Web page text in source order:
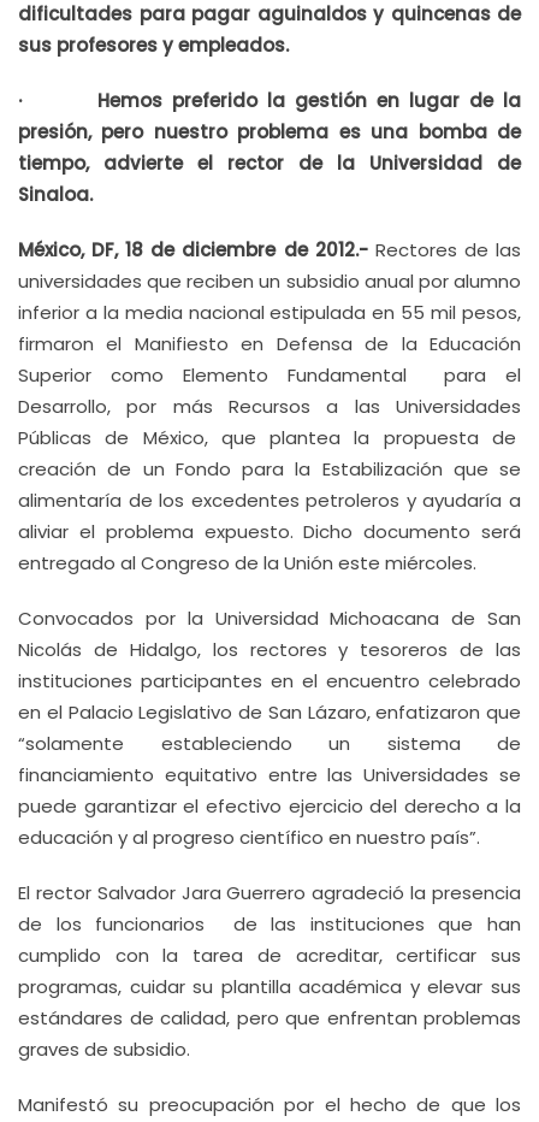
dificultades para pagar aguinaldos y quincenas de
sus profesores y empleados.
· Hemos preferido la gestión en lugar de la
presión, pero nuestro problema es una bomba de
tiempo, advierte el rector de la Universidad de
Sinaloa.
México, DF, 18 de diciembre de 2012.-Rectores de las
universidades que reciben un subsidio anual por alumno
inferior a la media nacional estipulada en 55 mil pesos,
firmaron el Manifiesto en Defensa de la Educación
Superior como Elemento Fundamental para el
Desarrollo, por más Recursos a las Universidades
Públicas de México, que plantea la propuesta de
creación de un Fondo para la Estabilización que se
alimentaría de los excedentes petroleros y ayudaría a
aliviar el problema expuesto. Dicho documento será
entregado al Congreso de la Unión este miércoles.
Convocados por la Universidad Michoacana de San
Nicolás de Hidalgo, los rectores y tesoreros de las
instituciones participantes en el encuentro celebrado
en el Palacio Legislativo de San Lázaro, enfatizaron que
“solamente estableciendo un sistema de
financiamiento equitativo entre las Universidades se
puede garantizar el efectivo ejercicio del derecho a la
educación y al progreso científico en nuestro país”.
El rector Salvador Jara Guerrero agradeció la presencia
de los funcionarios de las instituciones que han
cumplido con la tarea de acreditar, certificar sus
programas, cuidar su plantilla académica y elevar sus
estándares de calidad, pero que enfrentan problemas
graves de subsidio.
Manifestó su preocupación por el hecho de que los